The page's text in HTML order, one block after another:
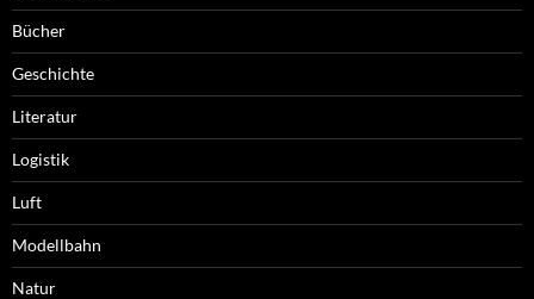
Bücher
Geschichte
Literatur
Logistik
Luft
Modellbahn
Natur